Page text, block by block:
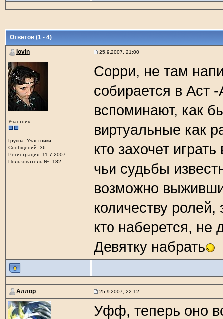
Ответов (1 - 4)
Iovin 25.9.2007, 21:00
Участник
Группа: Участники
Сообщений: 36
Регистрация: 11.7.2007
Пользователь №: 182
Сорри, не там
собирается в Аст
вспоминают, как
виртуальные как
кто захочет
чьи судьбы
возможно
количеству
кто наберется, не
Девятку набрать
Аллор 25.9.2007, 22:12
Уфф, теперь оно